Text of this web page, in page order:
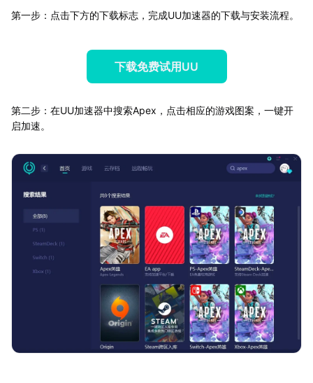
第一步：点击下方的下载标志，完成UU加速器的下载与安装流程。
下载免费试用UU
第二步：在UU加速器中搜索Apex，点击相应的游戏图案，一键开
启加速。